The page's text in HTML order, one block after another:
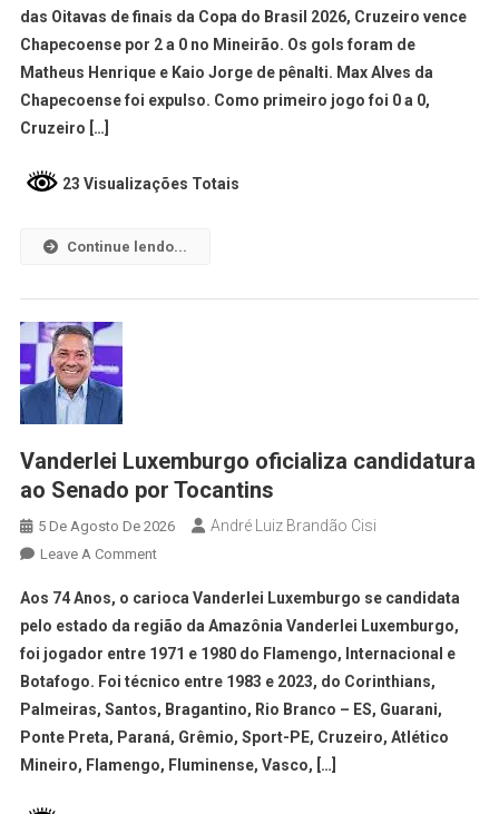
das Oitavas de finais da Copa do Brasil 2026, Cruzeiro vence
Chapecoense por 2 a 0 no Mineirão. Os gols foram de
Matheus Henrique e Kaio Jorge de pênalti. Max Alves da
Chapecoense foi expulso. Como primeiro jogo foi 0 a 0,
Cruzeiro […]
23 Visualizações Totais
Continue lendo...
Vanderlei Luxemburgo oficializa candidatura
ao Senado por Tocantins
5 De Agosto De 2026 André Luiz Brandão Cisi
Leave A Comment
Aos 74 Anos, o carioca Vanderlei Luxemburgo se candidata
pelo estado da região da Amazônia Vanderlei Luxemburgo,
foi jogador entre 1971 e 1980 do Flamengo, Internacional e
Botafogo. Foi técnico entre 1983 e 2023, do Corinthians,
Palmeiras, Santos, Bragantino, Rio Branco – ES, Guarani,
Ponte Preta, Paraná, Grêmio, Sport-PE, Cruzeiro, Atlético
Mineiro, Flamengo, Fluminense, Vasco, […]